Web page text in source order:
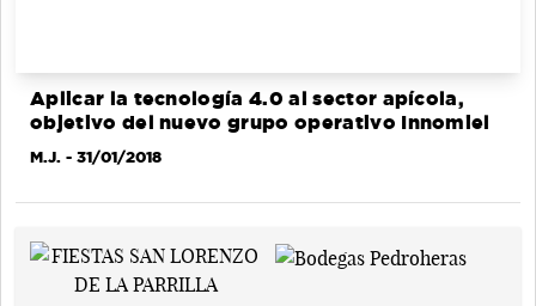
Aplicar la tecnología 4.0 al sector apícola,
objetivo del nuevo grupo operativo Innomiel
M.J. - 31/01/2018